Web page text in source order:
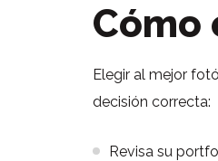
Cómo
Elegir al mejor
decisión correcta:
Revisa su